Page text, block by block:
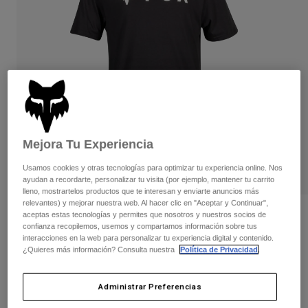
Pantalones largos
Chaquetas y chalecos
Protecciones
Gafas de protección
Calcetines
Pantalones
Chaquetas
Protecciones
Gafas de protección
Calcetines
Mochilas y accesorios
Recambios
Mujer
Camisetas y tops
Sudaderas
Chaquetas
Pantalones
Camisas
Ver todo
Protecciones
Gafas de Protección
Ver todo
Cascos
Camisetas
Pantalones
Botas
Protecciones
Guantes
Gafas de Protección
Opiniones
Camiseta Premium Absolute
N.º de artículo31730-001-L
Price reduced from
29,99 €to20,99 € 30% OFF
Mejora Tu Experiencia
Usamos cookies y otras tecnologías para optimizar tu experiencia online. Nos
ayudan a recordarte, personalizar tu visita (por ejemplo, mantener tu carrito
lleno, mostrartelos productos que te interesan y enviarte anuncios más
relevantes) y mejorar nuestra web. Al hacer clic en "Aceptar y Continuar",
aceptas estas tecnologías y permites que nosotros y nuestros socios de
confianza recopilemos, usemos y compartamos información sobre tus
interacciones en la web para personalizar tu experiencia digital y contenido.
¿Quieres más información? Consulta nuestra
Política de Privacidad
Administrar Preferencias